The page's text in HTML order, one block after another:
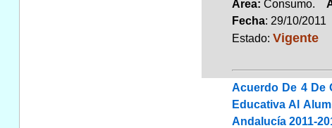
Area: Consumo.
Fecha: 29/10/2011
Estado: Vigente
Acuerdo De 4 De
Educativa Al
Andalucía 2011-